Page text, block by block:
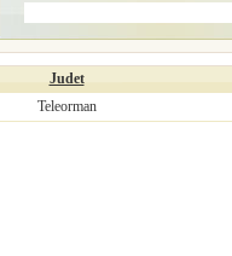
Judet
Teleorman